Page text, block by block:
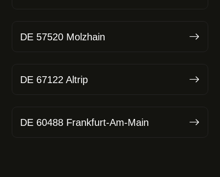
DE 57520 Molzhain
DE 67122 Altrip
DE 60488 Frankfurt-Am-Main